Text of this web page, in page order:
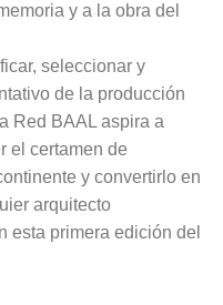
y a la obra del
seleccionar y
de la producción
Red BAAL aspira a
el certamen de
y convertirlo en
arquitecto
esta primera edición del